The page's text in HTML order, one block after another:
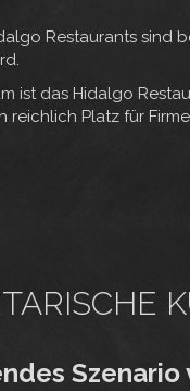
Restaurants
ist das Hidalgo
Platz für
Szenario